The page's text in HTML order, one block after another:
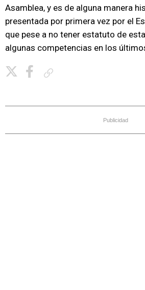
Asamblea, y es de alguna manera
presentada por primera vez por el
que pese a no tener estatuto de
algunas competencias en los
Publicidad